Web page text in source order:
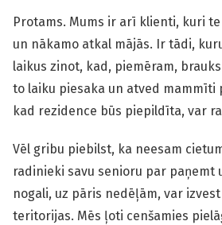
Protams. Mums ir arī klienti, kuri
un nākamo atkal mājās. Ir tādi,
laikus zinot, kad, piemēram,
to laiku piesaka un atved mammīti
kad rezidence būs piepildīta, var
Vēl gribu piebilst, ka neesam
radinieki savu senioru par paņemt
nogali, uz pāris nedēļām, var
teritorijas. Mēs ļoti cenšamies